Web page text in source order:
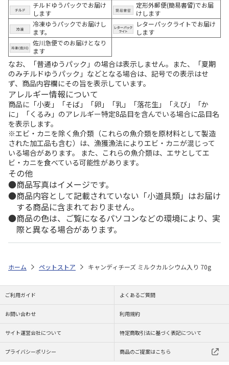
チルドゆうパックでお届け
します
定形外郵便(簡易書留)でお届
けします
冷凍ゆうパックでお届けし
ます。
レターパックライトでお届け
します
佐川急便でのお届けとなり
ます
なお、「普通ゆうパック」の場合は表示しません。また、「夏期
のみチルドゆうパック」などとなる場合は、記号での表示はせ
ず、商品内容欄にその旨を表示しています。
アレルギー情報について
商品に「小麦」「そば」「卵」「乳」「落花生」「えび」「か
に」「くるみ」のアレルギー特定8品目を含んでいる場合に品目名
を表示します。
※エビ・カニを除く魚介類（これらの魚介類を原材料として製造
された加工品も含む）は、漁獲漁法によりエビ・カニが混じって
いる場合があります。 また、これらの魚介類は、エサとしてエ
ビ・カニを食べている可能性があります。
その他
商品写真はイメージです。
商品内容として記載されていない「小道具類」はお届け
する商品に含まれておりません。
商品の色は、ご覧になるパソコンなどの環境により、実
際と異なる場合があります。
ホーム ペットストア キャンディチーズ ミルクカルシウム入り 70g
ご利用ガイド よくあるご質問
お問い合わせ 利用規約
サイト運営会社について 特定商取引法に基づく表記について
プライバシーポリシー 商品のご提案はこちら